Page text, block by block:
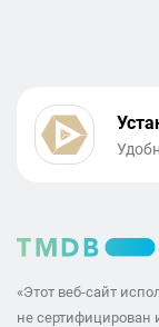
«Этот веб-сайт
не сертифицирован